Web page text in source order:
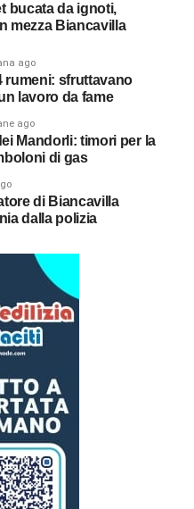
bucata da ignoti,
mezza Biancavilla
ago
rumeni: sfruttavano
lavoro da fame
ago
Mandorli: timori per la
di gas
di Biancavilla
dalla polizia